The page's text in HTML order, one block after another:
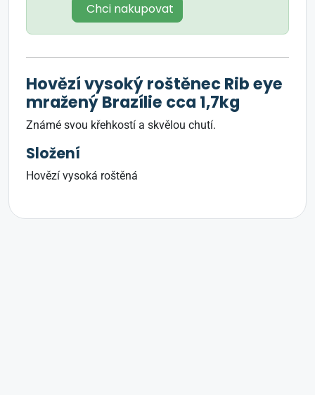
Chci nakupovat
Hovězí vysoký roštěnec Rib eye
mražený Brazílie cca 1,7kg
Známé svou křehkostí a skvělou chutí.
Složení
Hovězí vysoká roštěná